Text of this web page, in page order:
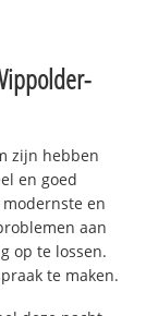
zijn hebben
en goed
en
aan
op te lossen.
te maken.